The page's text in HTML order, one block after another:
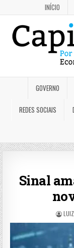
INÍCIO
GOVERNO
REDES SOCIAIS
Sinal